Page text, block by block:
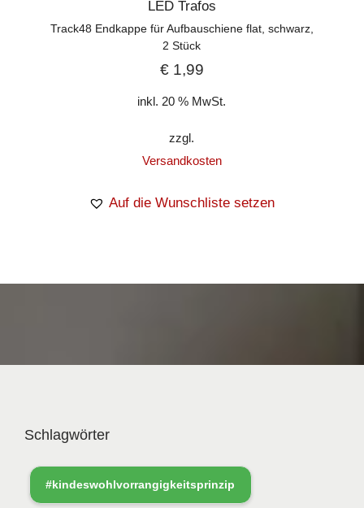
LED Trafos
Track48 Endkappe für Aufbauschiene flat, schwarz,
2 Stück
€1,99
inkl. 20 % MwSt.
zzgl.
Versandkosten
Auf die Wunschliste setzen
Schlagwörter
#kindeswohlvorrangigkeitsprinzip